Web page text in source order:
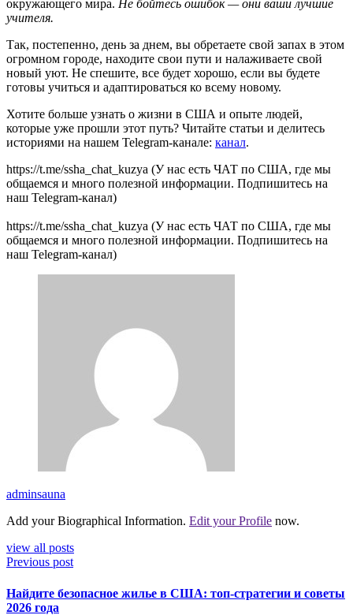
окружающего мира. Не бойтесь ошибок — они ваши лучшие
учителя.
Так, постепенно, день за днем, вы обретаете свой запах в этом
огромном городе, находите свои пути и налаживаете свой
новый уют. Не спешите, все будет хорошо, если вы будете
готовы учиться и адаптироваться ко всему новому.
Хотите больше узнать о жизни в США и опыте людей,
которые уже прошли этот путь? Читайте статьи и делитесь
историями на нашем Telegram-канале: канал.
https://t.me/ssha_chat_kuzya (У нас есть ЧАТ по США, где мы
общаемся и много полезной информации. Подпишитесь на
наш Telegram-канал)
https://t.me/ssha_chat_kuzya (У нас есть ЧАТ по США, где мы
общаемся и много полезной информации. Подпишитесь на
наш Telegram-канал)
adminsauna
Add your Biographical Information. Edit your Profile now.
view all posts
Previous post
Найдите безопасное жилье в США: топ-стратегии и советы
2026 года